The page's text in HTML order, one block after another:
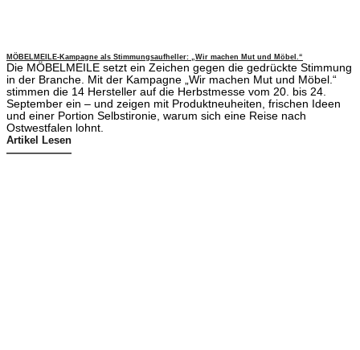
MÖBELMEILE-Kampagne als Stimmungsaufheller: „Wir machen Mut und Möbel.“
Die MÖBELMEILE setzt ein Zeichen gegen die gedrückte Stimmung
in der Branche. Mit der Kampagne „Wir machen Mut und Möbel.“
stimmen die 14 Hersteller auf die Herbstmesse vom 20. bis 24.
September ein – und zeigen mit Produktneuheiten, frischen Ideen
und einer Portion Selbstironie, warum sich eine Reise nach
Ostwestfalen lohnt.
Artikel Lesen